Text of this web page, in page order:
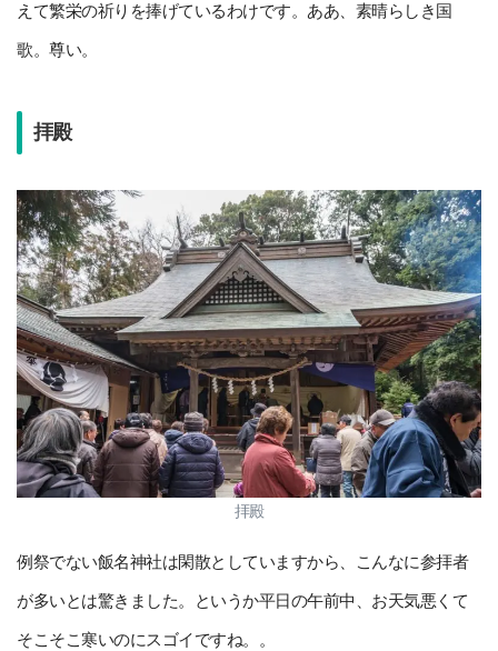
えて繁栄の祈りを捧げているわけです。ああ、素晴らしき国
歌。尊い。
拝殿
拝殿
例祭でない飯名神社は閑散としていますから、こんなに参拝者
が多いとは驚きました。というか平日の午前中、お天気悪くて
そこそこ寒いのにスゴイですね。。